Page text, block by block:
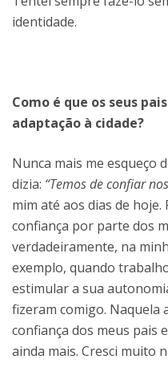
identidade.
Como é que os seus
adaptação à cidade?
Nunca mais me esqueço
dizia: “Temos de confiar
mim até aos dias de
confiança por parte dos
verdadeiramente, na
exemplo, quando
estimular a sua
fizeram comigo. Naquela
confiança dos meus pais
ainda mais. Cresci muito